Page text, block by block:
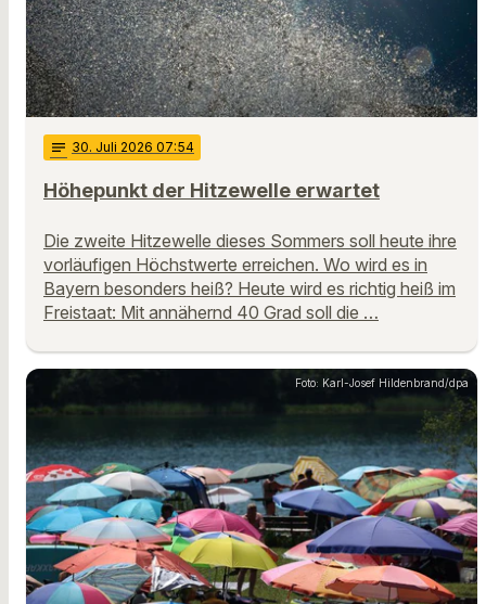
notes 30. Juli 2026 07:54
Höhepunkt der Hitzewelle erwartet
Die zweite Hitzewelle dieses Sommers soll heute ihre
vorläufigen Höchstwerte erreichen. Wo wird es in
Bayern besonders heiß? Heute wird es richtig heiß im
Freistaat: Mit annähernd 40 Grad soll die …
Foto: Karl-Josef Hildenbrand/dpa